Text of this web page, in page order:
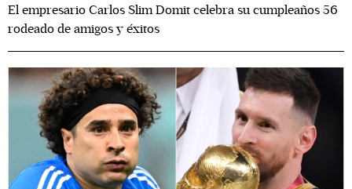
El empresario Carlos Slim Domit celebra su cumpleaños 56
rodeado de amigos y éxitos